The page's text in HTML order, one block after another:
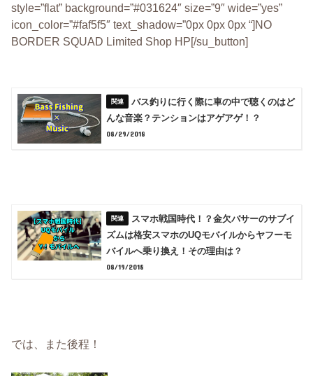
style=”flat” background=”#031624″ size=”9″ wide=”yes”
icon_color=”#faf5f5″ text_shadow=”0px 0px 0px “]NO
BORDER SQUAD Limited Shop HP[/su_button]
バス釣りに行く際に車の中で聴くのはど
んな音楽？テンションはアゲアゲ！？
08/29/2018
スマホ戦国時代！？金欠バサーのサブイ
ズムは格安スマホのUQモバイルからヤフーモ
バイルへ乗り換え！その理由は？
08/19/2018
では、また後程！